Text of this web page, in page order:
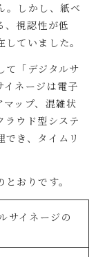
。しかし、紙ベ
、視認性が低
ていました。
て「デジタルサ
イネージは電子
ップ、混雑状
ラウド型システ
き、タイムリ
おりです。
サイネージの